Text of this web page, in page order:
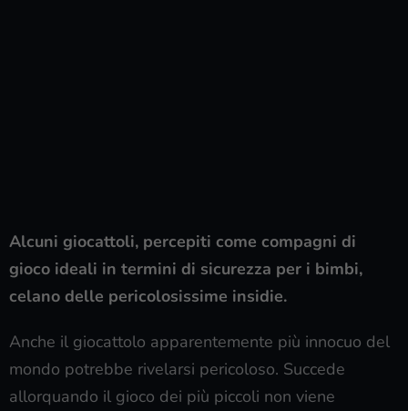
Alcuni giocattoli, percepiti come compagni di
gioco ideali in termini di sicurezza per i bimbi,
celano delle pericolosissime insidie.
Anche il giocattolo apparentemente più innocuo del
mondo potrebbe rivelarsi pericoloso. Succede
allorquando il gioco dei più piccoli non viene